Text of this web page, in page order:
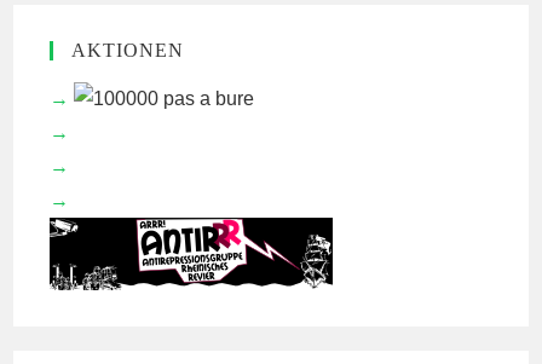
AKTIONEN